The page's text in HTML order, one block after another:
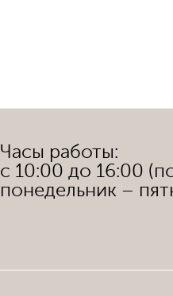
Часы работы:
с 10:00 до 16:00
понедельник –